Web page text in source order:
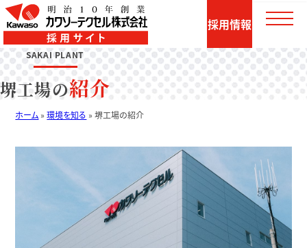
採用情報
SAKAI PLANT
堺工場の紹介
ホーム »環境を知る »堺工場の紹介